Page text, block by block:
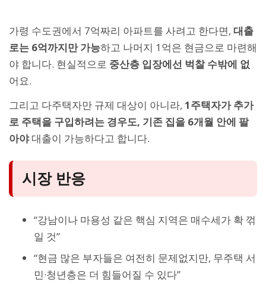
가령 수도권에서 7억짜리 아파트를 사려고 한다면, 대출
로는 6억까지만 가능하고 나머지 1억은 현금으로 마련해
야 합니다. 현실적으로 중산층 입장에선 벅찰 수밖에 없
어요.
그리고 다주택자만 규제 대상이 아니라, 1주택자가 추가
로 주택을 구입하려는 경우도, 기존 집을 6개월 안에 팔
아야대출이 가능하다고 합니다.
시장 반응
“강남이나 마용성 같은 핵심 지역은 매수세가 확 꺾
일 것”
“현금 많은 부자들은 여전히 문제없지만, 무주택 서
민·청년층은 더 힘들어질 수 있다”